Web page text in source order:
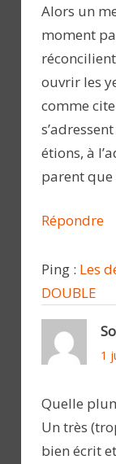
Alors un
moment
ouvrir les
comme
étions, à
parent que
Répondre
Ping : Les
DOUBLE
1
Quelle
Un très
bien écrit